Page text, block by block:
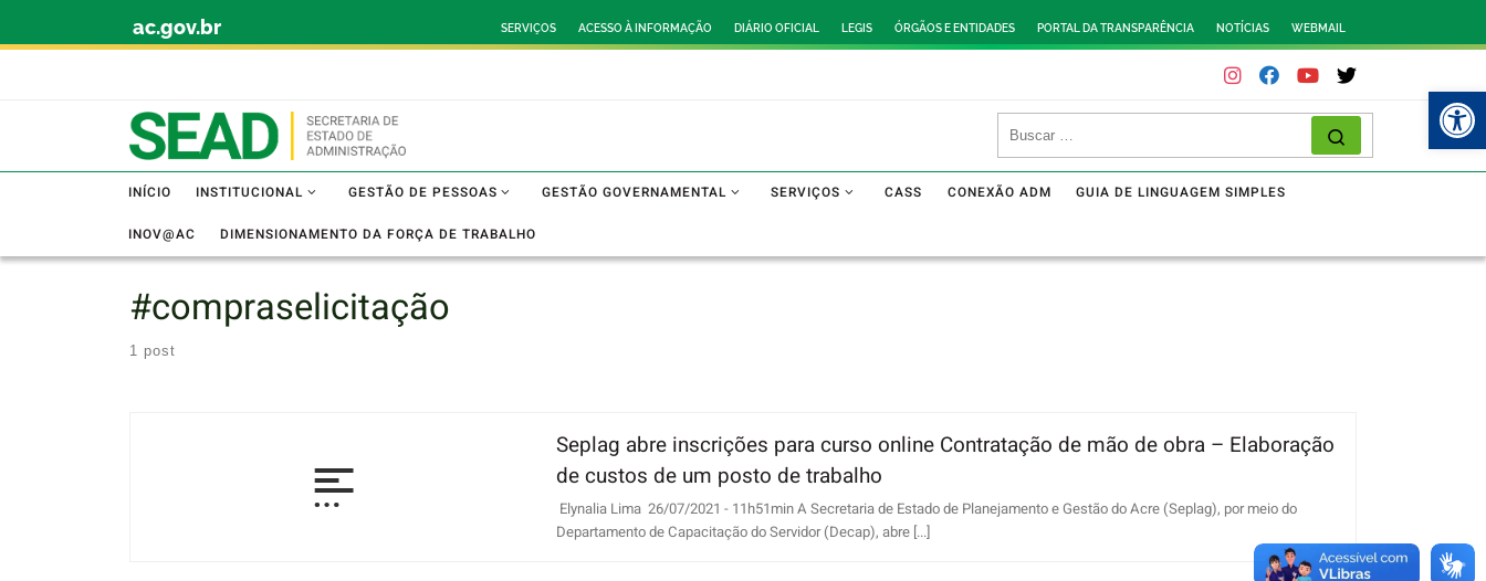
ac.gov.br SERVIÇOS ACESSO À INFORMAÇÃO DIÁRIO OFICIAL LEGIS ÓRGÃOS E ENTIDADES PORTAL DA TRANSPARÊNCIA NOTÍCIAS WEBMAIL
INÍCIO INSTITUCIONAL GESTÃO DE PESSOAS GESTÃO GOVERNAMENTAL SERVIÇOS CASS CONEXÃO ADM GUIA DE LINGUAGEM SIMPLES
INOV@AC DIMENSIONAMENTO DA FORÇA DE TRABALHO
#compraselicitação
1 post
Seplag abre inscrições para curso online Contratação de mão de obra – Elaboração
de custos de um posto de trabalho
Elynalia Lima 26/07/2021 - 11h51min A Secretaria de Estado de Planejamento e Gestão do Acre (Seplag), por meio do
Departamento de Capacitação do Servidor (Decap), abre [...]